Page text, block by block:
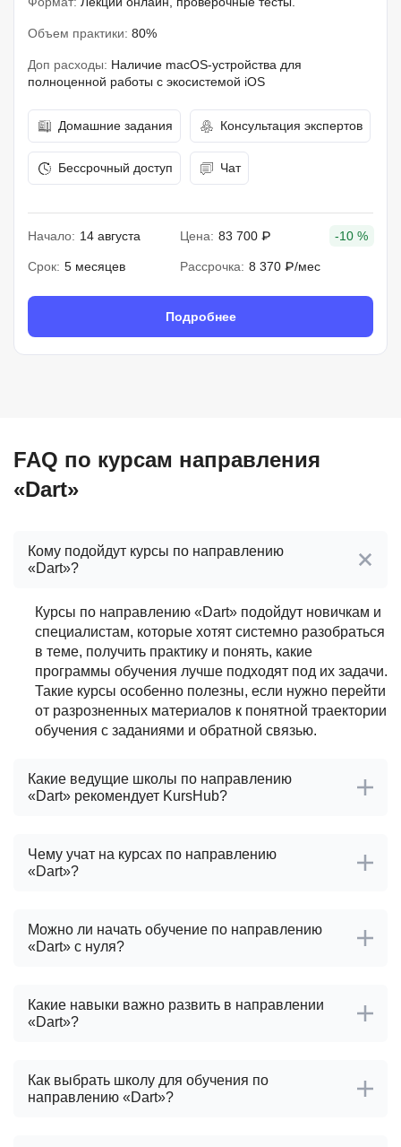
Объем практики: 80%
Доп расходы: Наличие macOS-устройства для
полноценной работы с экосистемой iOS
Домашние задания Консультация экспертов
Бессрочный доступ Чат
Начало: 14 августа Цена: 83 700 ₽ -10 %
Срок: 5 месяцев Рассрочка: 8 370 ₽/мес
Подробнее
FAQ по курсам направления
«Dart»
Кому подойдут курсы по направлению
«Dart»?
Курсы по направлению «Dart» подойдут новичкам и
специалистам, которые хотят системно разобраться
в теме, получить практику и понять, какие
программы обучения лучше подходят под их задачи.
Такие курсы особенно полезны, если нужно перейти
от разрозненных материалов к понятной траектории
обучения с заданиями и обратной связью.
Какие ведущие школы по направлению
«Dart» рекомендует KursHub?
Чему учат на курсах по направлению
«Dart»?
Можно ли начать обучение по направлению
«Dart» с нуля?
Какие навыки важно развить в направлении
«Dart»?
Как выбрать школу для обучения по
направлению «Dart»?